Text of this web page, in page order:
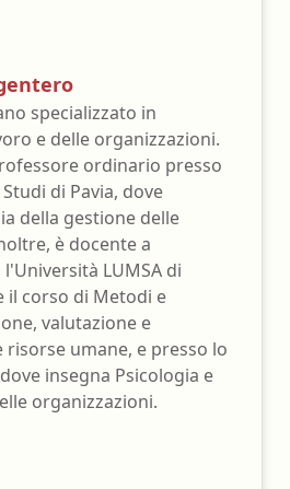
specializzato in
e delle organizzazioni.
ordinario presso
di Pavia, dove
della gestione delle
è docente a
LUMSA di
il corso di Metodi e
valutazione e
risorse umane, e presso lo
insegna Psicologia e
organizzazioni.